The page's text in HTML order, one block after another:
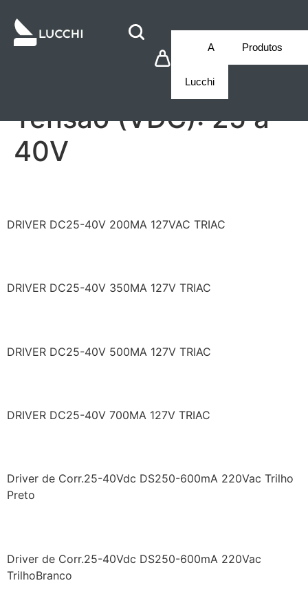
A
Lucchi
Produtos
Tensão (VDC):25 a
40V
DRIVER DC25-40V 200MA 127VAC TRIAC
DRIVER DC25-40V 350MA 127V TRIAC
DRIVER DC25-40V 500MA 127V TRIAC
DRIVER DC25-40V 700MA 127V TRIAC
Driver de Corr.25-40Vdc DS250-600mA 220Vac Trilho
Preto
Driver de Corr.25-40Vdc DS250-600mA 220Vac
TrilhoBranco